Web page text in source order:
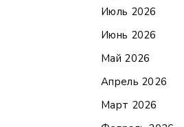
Июль 2026
Июнь 2026
Май 2026
Апрель 2026
Март 2026